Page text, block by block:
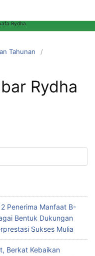
Tahunan
Rydha
Penerima Manfaat B-
Bentuk Dukungan
Sukses Mulia
Berkat Kebaikan